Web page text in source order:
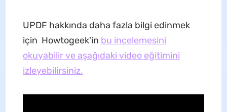
UPDF hakkında daha fazla bilgi edinmek
için Howtogeek'in bu incelemesini
okuyabilir ve aşağıdaki video eğitimini
izleyebilirsiniz.